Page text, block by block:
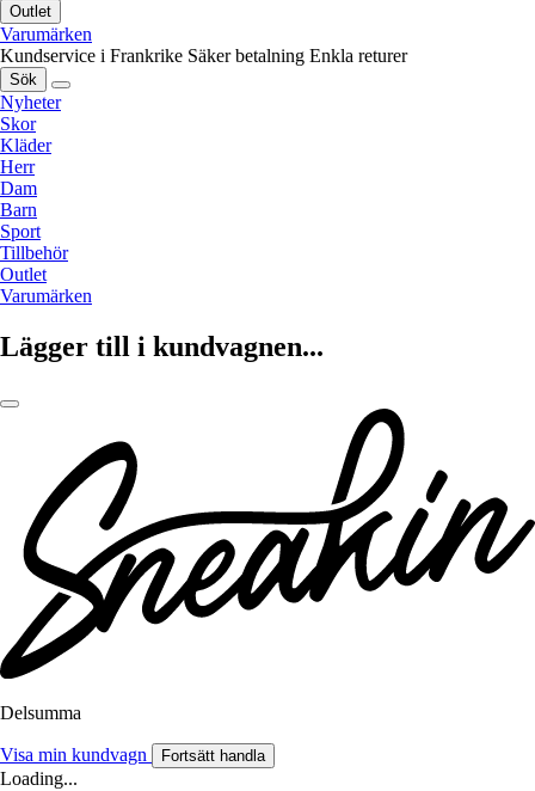
Outlet
Varumärken
Kundservice i Frankrike Säker betalning Enkla returer
Sök
Nyheter
Skor
Kläder
Herr
Dam
Barn
Sport
Tillbehör
Outlet
Varumärken
Lägger till i kundvagnen...
Delsumma
Visa min kundvagn Fortsätt handla
Loading...